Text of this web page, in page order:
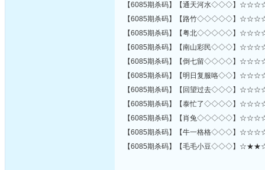
【6085期杀码】【通天河水◇◇◇】
【6085期杀码】【路竹◇◇◇◇◇】
【6085期杀码】【粤北◇◇◇◇◇】
【6085期杀码】【南山彩民◇◇◇】
【6085期杀码】【倒七留◇◇◇◇】
【6085期杀码】【明日复服咯◇◇】
【6085期杀码】【回望过去◇◇◇】
【6085期杀码】【泰忙了◇◇◇◇】
【6085期杀码】【肖兔◇◇◇◇◇】
【6085期杀码】【牛一格格◇◇◇】
【6085期杀码】【毛毛小豆◇◇◇】